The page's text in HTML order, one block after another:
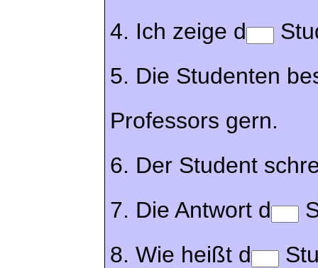
4. Ich zeige d
5. Die Studenten
Professors gern.
6. Der Student
7. Die Antwort d
8. Wie heißt d